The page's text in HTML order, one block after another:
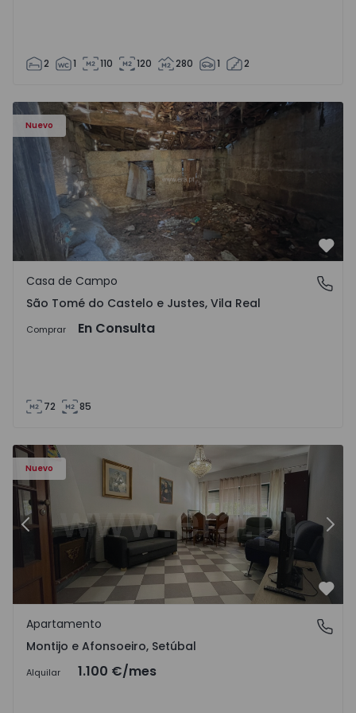
2 1 110 120 280 1 2
Nuevo
Casa Vila Real, São Tomé do Castelo e Justes - 1575189 - 1
São Tomé do Castelo e Justes, Vila Real
Casa de Campo
São Tomé do Castelo e Justes, Vila Real
Comprar En Consulta
72 85
Nuevo
- 1
Apartamento T2 Montijo, Montijo e Afonsoeiro -
Anterior
Montijo e Afonsoeiro, Setúbal
Apartamento
Montijo e Afonsoeiro, Setúbal
Alquilar 1.100 €/mes